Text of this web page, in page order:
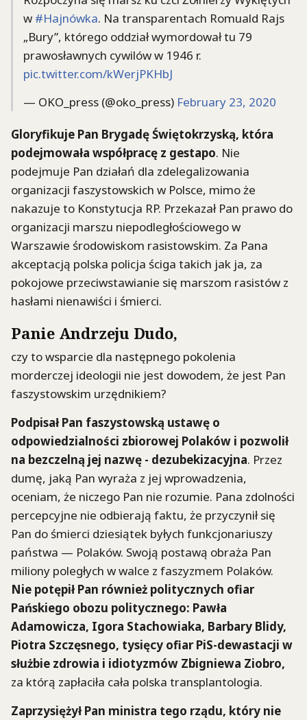
w #Hajnówka. Na transparentach Romuald Rajs
„Bury”, którego oddział wymordował tu 79
prawosławnych cywilów w 1946 r.
pic.twitter.com/kWerjPKHbJ
— OKO_press (@oko_press) February 23, 2020
Gloryfikuje Pan Brygadę Świętokrzyską, która
podejmowała współpracę z gestapo. Nie
podejmuje Pan działań dla zdelegalizowania
organizacji faszystowskich w Polsce, mimo że
nakazuje to Konstytucja RP. Przekazał Pan prawo do
organizacji marszu niepodległościowego w
Warszawie środowiskom rasistowskim. Za Pana
akceptacją polska policja ściga takich jak ja, za
pokojowe przeciwstawianie się marszom rasistów z
hasłami nienawiści i śmierci.
Panie Andrzeju Dudo,
czy to wsparcie dla następnego pokolenia
morderczej ideologii nie jest dowodem, że jest Pan
faszystowskim urzędnikiem?
Podpisał Pan faszystowską ustawę o
odpowiedzialności zbiorowej Polaków i pozwolił
na bezczelną jej nazwę - dezubekizacyjna. Przez
dumę, jaką Pan wyraża z jej wprowadzenia,
oceniam, że niczego Pan nie rozumie. Pana zdolności
percepcyjne nie odbierają faktu, że przyczynił się
Pan do śmierci dziesiątek byłych funkcjonariuszy
państwa — Polaków. Swoją postawą obraża Pan
miliony poległych w walce z faszyzmem Polaków.
Nie potępił Pan również politycznych ofiar
Pańskiego obozu politycznego: Pawła
Adamowicza, Igora Stachowiaka, Barbary Blidy,
Piotra Szczęsnego, tysięcy ofiar PiS-dewastacji w
służbie zdrowia i idiotyzmów Zbigniewa Ziobro,
za którą zapłaciła cała polska transplantologia.
Zaprzysiężył Pan ministra tego rządu, który nie